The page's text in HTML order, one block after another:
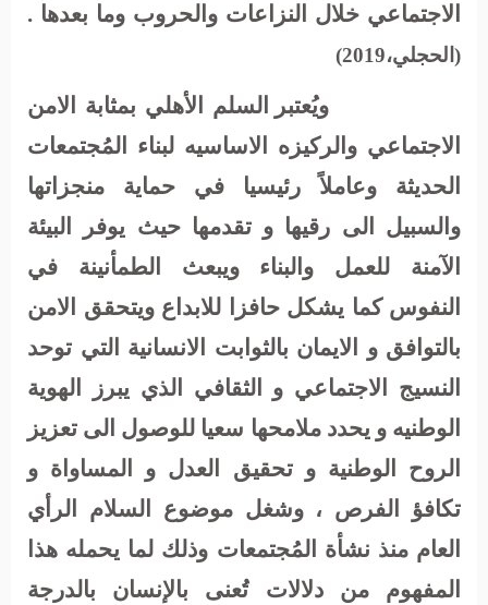
الاجتماعي خلال النزاعات والحروب وما بعدها .
(الحجلي،2019)
ويُعتبر السلم الأهلي بمثابة الامن
الاجتماعي والركيزه الاساسيه لبناء المُجتمعات
الحديثة وعاملاً رئيسيا في حماية منجزاتها
والسبيل الى رقيها و تقدمها حيث يوفر البيئة
الآمنة للعمل والبناء ويبعث الطمأنينة في
النفوس كما يشكل حافزا للابداع ويتحقق الامن
بالتوافق و الايمان بالثوابت الانسانية التي توحد
النسيج الاجتماعي و الثقافي الذي يبرز الهوية
الوطنيه و يحدد ملامحها سعيا للوصول الى تعزيز
الروح الوطنية و تحقيق العدل و المساواة و
تكافؤ الفرص ، وشغل موضوع السلام الرأي
العام منذ نشأة المُجتمعات وذلك لما يحمله هذا
المفهوم من دلالات تُعنى بالإنسان بالدرجة